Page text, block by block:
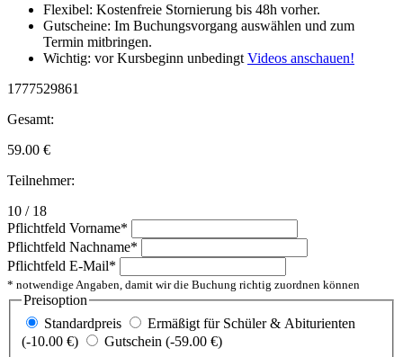
Flexibel: Kostenfreie Stornierung bis 48h vorher.
Gutscheine: Im Buchungsvorgang auswählen und zum
Termin mitbringen.
Wichtig: vor Kursbeginn unbedingt Videos anschauen!
1777529861
Gesamt:
59.00 €
Teilnehmer:
10 / 18
Pflichtfeld Vorname*
Pflichtfeld Nachname*
Pflichtfeld E-Mail*
* notwendige Angaben, damit wir die Buchung richtig zuordnen können
Preisoption
Standardpreis
Ermäßigt für Schüler & Abiturienten
(-10.00 €)
Gutschein (-59.00 €)